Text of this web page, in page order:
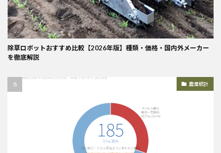
除草ロボットおすすめ比較【2026年版】種類・価格・国内外メーカー
を徹底解説
農業統計